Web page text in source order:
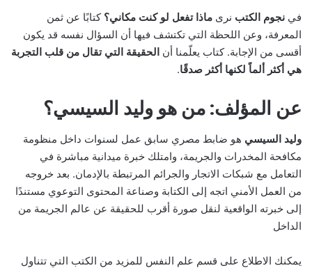
في نجوم الكتب نرى ماذا تفعل لو كنت مكاني؟كتابًا عن ثمن
المعرفة، وعن اللحظة التي تكتشف فيها أن السؤال نفسه قد يكون
أقسى من الإجابة. كتاب يعلّمنا أن الحقيقة التي تقال من قلب التجربة
هي أكثر ألماً لكنها أكثر صدقًا.
عن المؤلف: من هو وليد السيسي؟
وليد السيسي هو ضابط مصري سابق عمل لسنوات داخل منظومة
مكافحة المخدرات والجريمة، وامتلك خبرة ميدانية مباشرة في
التعامل مع شبكات الاتجار والجرائم المرتبطة بالإدمان. بعد خروجه
من العمل الأمني اتجه إلى الكتابة وصناعة المحتوى التوعوي مستندًا
إلى خبرته الواقعية لنقل صورة أقرب للحقيقة عن عالم الجريمة من
الداخل
يمكنك الاطلاع على قسم علم النفس للمزيد من الكتب التي تتناول